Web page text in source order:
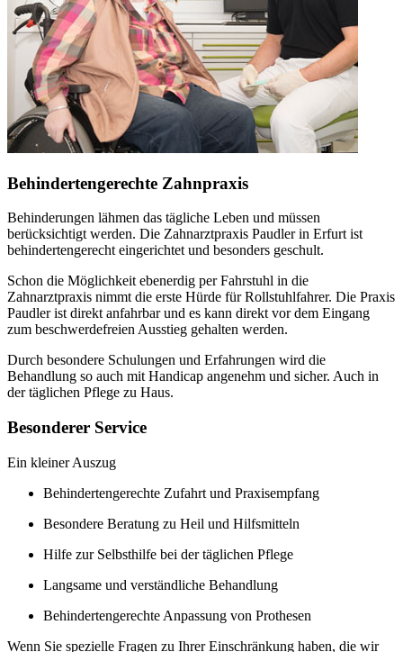
Behindertengerechte Zahnpraxis
Behinderungen lähmen das tägliche Leben und müssen
berücksichtigt werden. Die Zahnarztpraxis Paudler in Erfurt ist
behindertengerecht eingerichtet und besonders geschult.
Schon die Möglichkeit ebenerdig per Fahrstuhl in die
Zahnarztpraxis nimmt die erste Hürde für Rollstuhlfahrer. Die Praxis
Paudler ist direkt anfahrbar und es kann direkt vor dem Eingang
zum beschwerdefreien Ausstieg gehalten werden.
Durch besondere Schulungen und Erfahrungen wird die
Behandlung so auch mit Handicap angenehm und sicher. Auch in
der täglichen Pflege zu Haus.
Besonderer Service
Ein kleiner Auszug
Behindertengerechte Zufahrt und Praxisempfang
Besondere Beratung zu Heil und Hilfsmitteln
Hilfe zur Selbsthilfe bei der täglichen Pflege
Langsame und verständliche Behandlung
Behindertengerechte Anpassung von Prothesen
Wenn Sie spezielle Fragen zu Ihrer Einschränkung haben, die wir